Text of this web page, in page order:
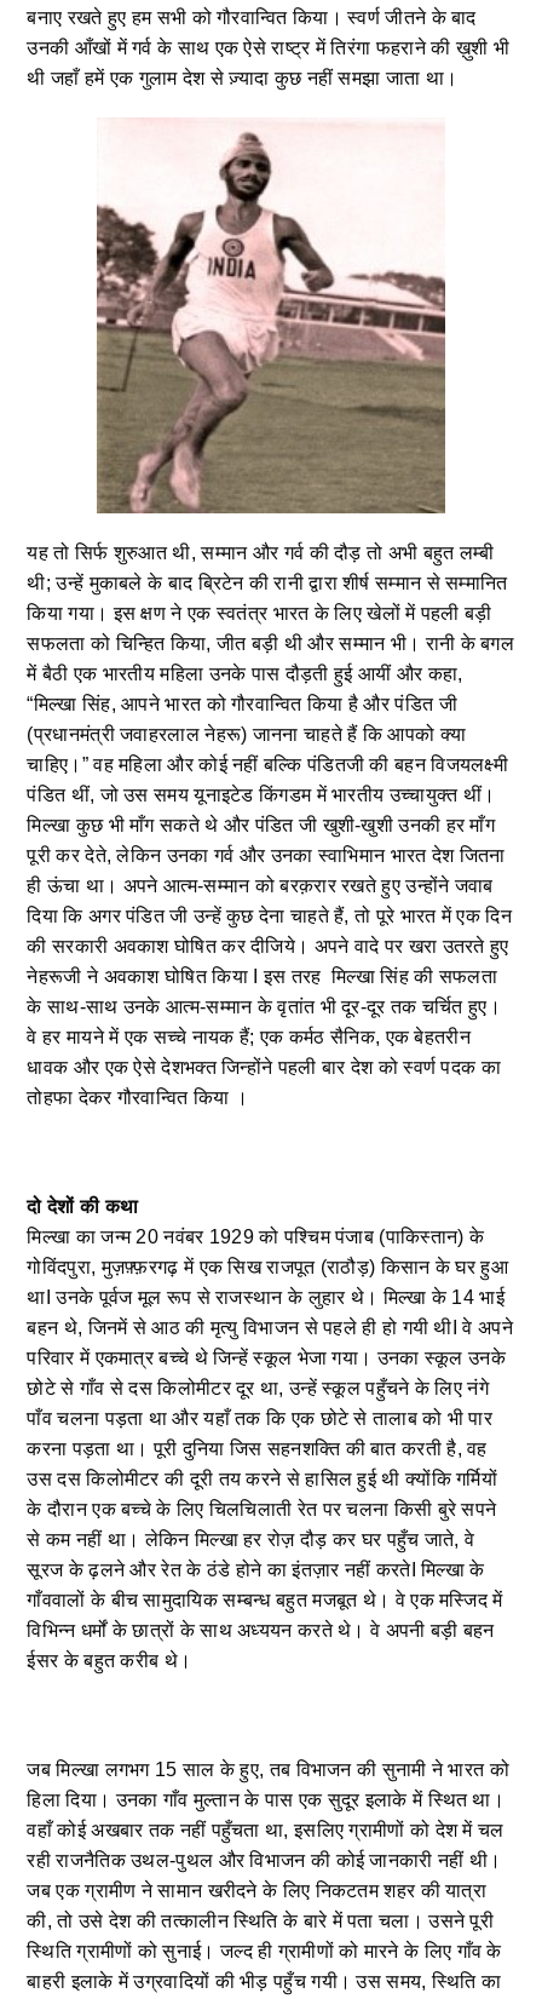
बनाए रखते हुए हम सभी को गौरवान्वित किया। स्वर्ण जीतने के बाद
उनकी आँखों में गर्व के साथ एक ऐसे राष्ट्र में तिरंगा फहराने की ख़ुशी भी
थी जहाँ हमें एक गुलाम देश से ज़्यादा कुछ नहीं समझा जाता था।
यह तो सिर्फ शुरुआत थी, सम्मान और गर्व की दौड़ तो अभी बहुत लम्बी
थी; उन्हें मुकाबले के बाद ब्रिटेन की रानी द्वारा शीर्ष सम्मान से सम्मानित
किया गया। इस क्षण ने एक स्वतंत्र भारत के लिए खेलों में पहली बड़ी
सफलता को चिन्हित किया, जीत बड़ी थी और सम्मान भी। रानी के बगल
में बैठी एक भारतीय महिला उनके पास दौड़ती हुई आयीं और कहा,
“मिल्खा सिंह, आपने भारत को गौरवान्वित किया है और पंडित जी
(प्रधानमंत्री जवाहरलाल नेहरू) जानना चाहते हैं कि आपको क्या
चाहिए।” वह महिला और कोई नहीं बल्कि पंडितजी की बहन विजयलक्ष्मी
पंडित थीं, जो उस समय यूनाइटेड किंगडम में भारतीय उच्चायुक्त थीं।
मिल्खा कुछ भी माँग सकते थे और पंडित जी खुशी-खुशी उनकी हर माँग
पूरी कर देते, लेकिन उनका गर्व और उनका स्वाभिमान भारत देश जितना
ही ऊंचा था। अपने आत्म-सम्मान को बरक़रार रखते हुए उन्होंने जवाब
दिया कि अगर पंडित जी उन्हें कुछ देना चाहते हैं, तो पूरे भारत में एक दिन
की सरकारी अवकाश घोषित कर दीजिये। अपने वादे पर खरा उतरते हुए
नेहरूजी ने अवकाश घोषित किया I इस तरह मिल्खा सिंह की सफलता
के साथ-साथ उनके आत्म-सम्मान के वृतांत भी दूर-दूर तक चर्चित हुए।
वे हर मायने में एक सच्चे नायक हैं; एक कर्मठ सैनिक, एक बेहतरीन
धावक और एक ऐसे देशभक्त जिन्होंने पहली बार देश को स्वर्ण पदक का
तोहफा देकर गौरवान्वित किया ।
दो देशों की कथा
मिल्खा का जन्म 20 नवंबर 1929 को पश्चिम पंजाब (पाकिस्तान) के
गोविंदपुरा, मुज़फ़्फ़रगढ़ में एक सिख राजपूत (राठौड़) किसान के घर हुआ
थाI उनके पूर्वज मूल रूप से राजस्थान के लुहार थे। मिल्खा के 14 भाई
बहन थे, जिनमें से आठ की मृत्यु विभाजन से पहले ही हो गयी थीI वे अपने
परिवार में एकमात्र बच्चे थे जिन्हें स्कूल भेजा गया। उनका स्कूल उनके
छोटे से गाँव से दस किलोमीटर दूर था, उन्हें स्कूल पहुँचने के लिए नंगे
पाँव चलना पड़ता था और यहाँ तक कि एक छोटे से तालाब को भी पार
करना पड़ता था। पूरी दुनिया जिस सहनशक्ति की बात करती है, वह
उस दस किलोमीटर की दूरी तय करने से हासिल हुई थी क्योंकि गर्मियों
के दौरान एक बच्चे के लिए चिलचिलाती रेत पर चलना किसी बुरे सपने
से कम नहीं था। लेकिन मिल्खा हर रोज़ दौड़ कर घर पहुँच जाते, वे
सूरज के ढ़लने और रेत के ठंडे होने का इंतज़ार नहीं करतेI मिल्खा के
गाँववालों के बीच सामुदायिक सम्बन्ध बहुत मजबूत थे। वे एक मस्जिद में
विभिन्न धर्मों के छात्रों के साथ अध्ययन करते थे। वे अपनी बड़ी बहन
ईसर के बहुत करीब थे।
जब मिल्खा लगभग 15 साल के हुए, तब विभाजन की सुनामी ने भारत को
हिला दिया। उनका गाँव मुल्तान के पास एक सुदूर इलाके में स्थित था।
वहाँ कोई अखबार तक नहीं पहुँचता था, इसलिए ग्रामीणों को देश में चल
रही राजनैतिक उथल-पुथल और विभाजन की कोई जानकारी नहीं थी।
जब एक ग्रामीण ने सामान खरीदने के लिए निकटतम शहर की यात्रा
की, तो उसे देश की तत्कालीन स्थिति के बारे में पता चला। उसने पूरी
स्थिति ग्रामीणों को सुनाई। जल्द ही ग्रामीणों को मारने के लिए गाँव के
बाहरी इलाके में उग्रवादियों की भीड़ पहुँच गयी। उस समय, स्थिति का